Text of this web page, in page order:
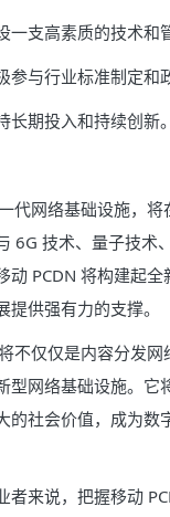
一支高素质的技术和
参与行业标准制定和
期投入和持续创新。
代网络基础设施，将
6G 技术、量子技术
动 PCDN 将构建起
供强有力的支撑。
不仅仅是内容分发网
型网络基础设施。它
的社会价值，成为数
者来说，把握移动